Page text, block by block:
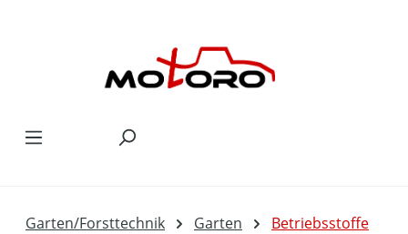
Garten/Forsttechnik Garten Betriebsstoffe